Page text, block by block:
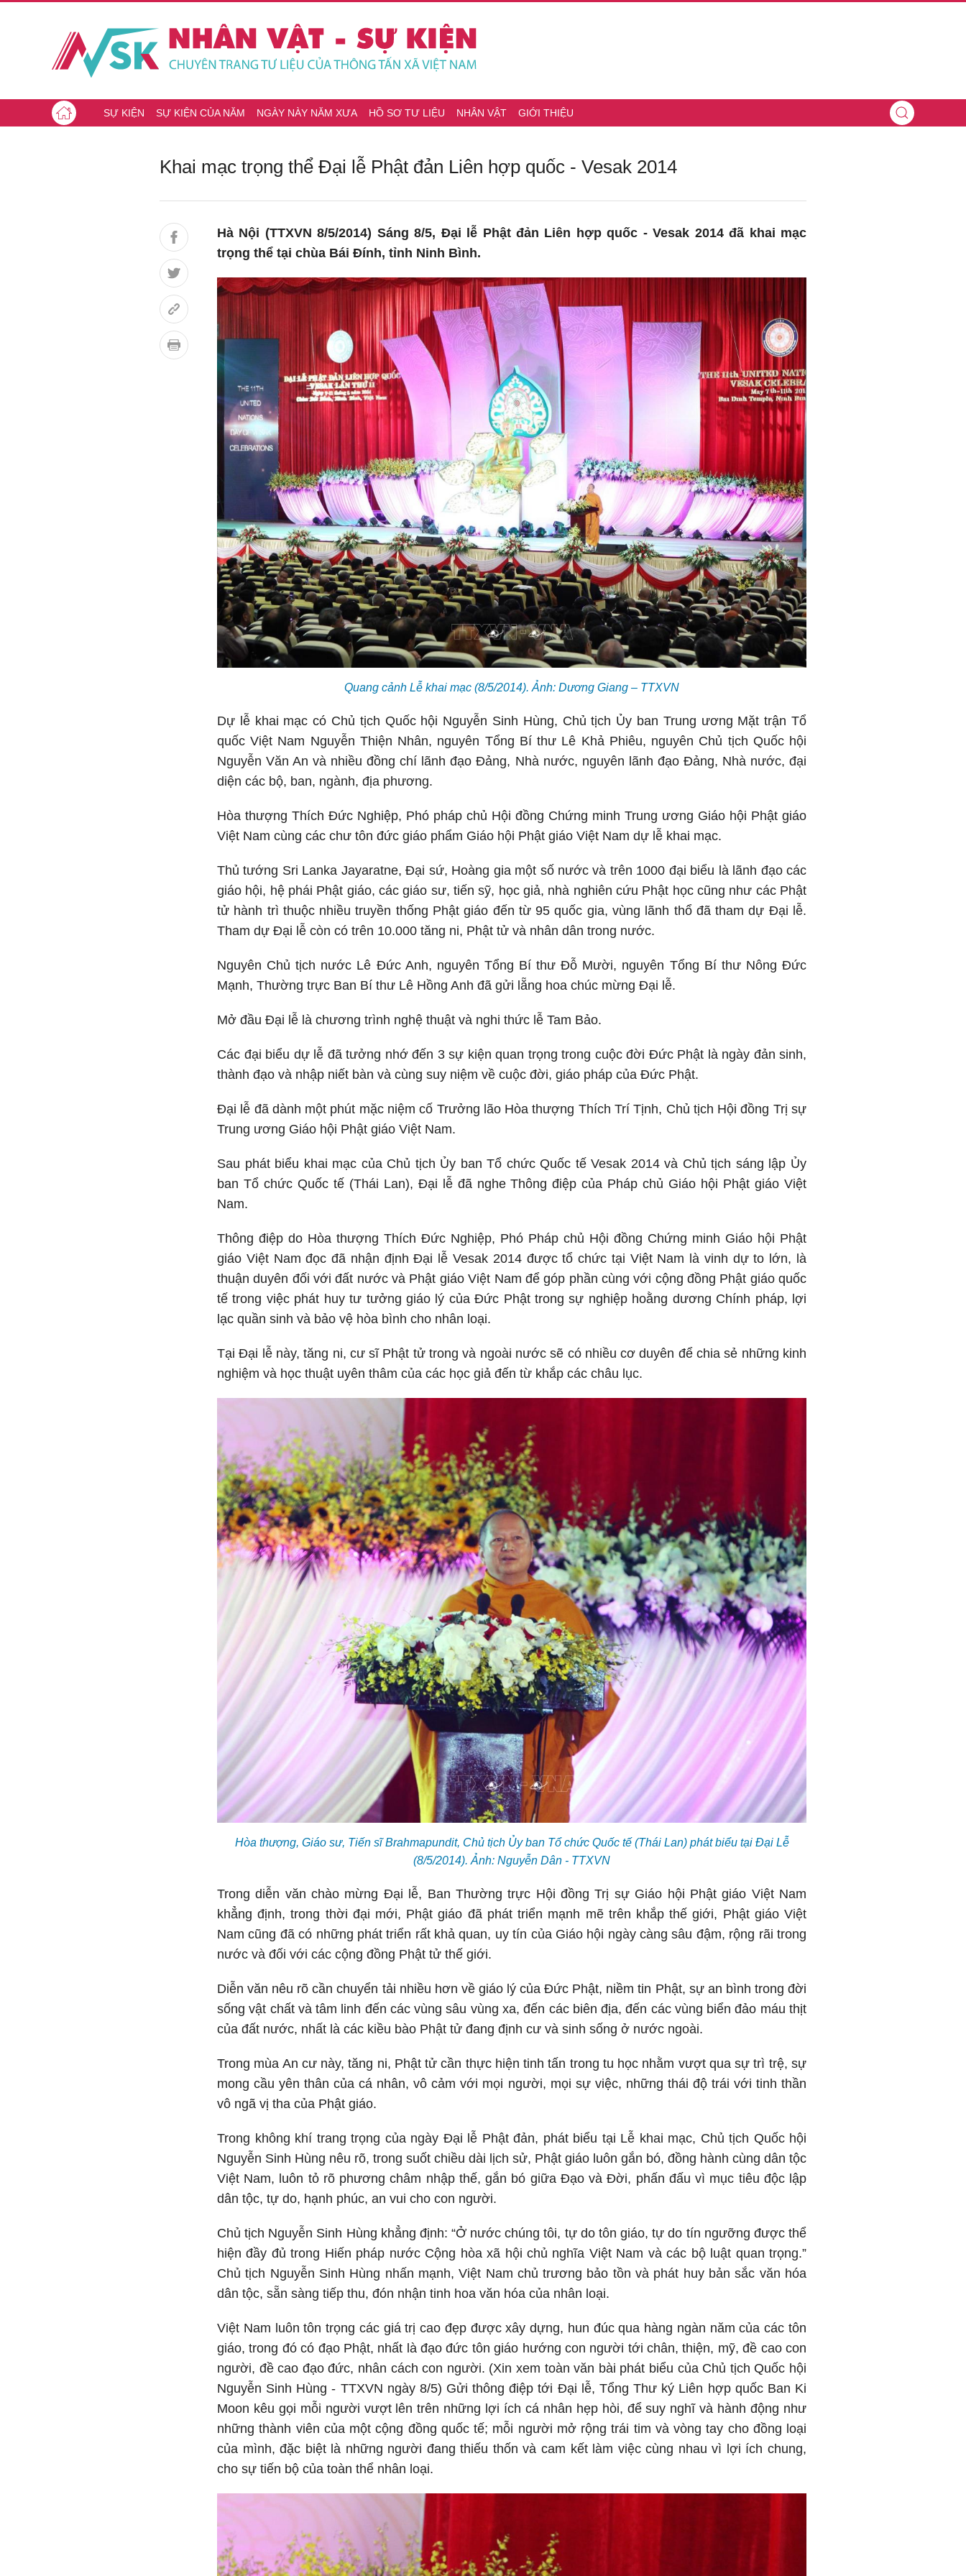
SỰ KIỆN SỰ KIỆN CỦA NĂM NGÀY NÀY NĂM XƯA HỒ SƠ TƯ LIỆU NHÂN VẬT GIỚI THIỆU
Khai mạc trọng thể Đại lễ Phật đản Liên hợp quốc - Vesak 2014
Hà Nội (TTXVN 8/5/2014) Sáng 8/5, Đại lễ Phật đản Liên hợp quốc - Vesak 2014 đã khai mạc
trọng thể tại chùa Bái Đính, tỉnh Ninh Bình.
Quang cảnh Lễ khai mạc (8/5/2014). Ảnh: Dương Giang – TTXVN
Dự lễ khai mạc có Chủ tịch Quốc hội Nguyễn Sinh Hùng, Chủ tịch Ủy ban Trung ương Mặt trận Tổ
quốc Việt Nam Nguyễn Thiện Nhân, nguyên Tổng Bí thư Lê Khả Phiêu, nguyên Chủ tịch Quốc hội
Nguyễn Văn An và nhiều đồng chí lãnh đạo Đảng, Nhà nước, nguyên lãnh đạo Đảng, Nhà nước, đại
diện các bộ, ban, ngành, địa phương.
Hòa thượng Thích Đức Nghiệp, Phó pháp chủ Hội đồng Chứng minh Trung ương Giáo hội Phật giáo
Việt Nam cùng các chư tôn đức giáo phẩm Giáo hội Phật giáo Việt Nam dự lễ khai mạc.
Thủ tướng Sri Lanka Jayaratne, Đại sứ, Hoàng gia một số nước và trên 1000 đại biểu là lãnh đạo các
giáo hội, hệ phái Phật giáo, các giáo sư, tiến sỹ, học giả, nhà nghiên cứu Phật học cũng như các Phật
tử hành trì thuộc nhiều truyền thống Phật giáo đến từ 95 quốc gia, vùng lãnh thổ đã tham dự Đại lễ.
Tham dự Đại lễ còn có trên 10.000 tăng ni, Phật tử và nhân dân trong nước.
Nguyên Chủ tịch nước Lê Đức Anh, nguyên Tổng Bí thư Đỗ Mười, nguyên Tổng Bí thư Nông Đức
Mạnh, Thường trực Ban Bí thư Lê Hồng Anh đã gửi lẵng hoa chúc mừng Đại lễ.
Mở đầu Đại lễ là chương trình nghệ thuật và nghi thức lễ Tam Bảo.
Các đại biểu dự lễ đã tưởng nhớ đến 3 sự kiện quan trọng trong cuộc đời Đức Phật là ngày đản sinh,
thành đạo và nhập niết bàn và cùng suy niệm về cuộc đời, giáo pháp của Đức Phật.
Đại lễ đã dành một phút mặc niệm cố Trưởng lão Hòa thượng Thích Trí Tịnh, Chủ tịch Hội đồng Trị sự
Trung ương Giáo hội Phật giáo Việt Nam.
Sau phát biểu khai mạc của Chủ tịch Ủy ban Tổ chức Quốc tế Vesak 2014 và Chủ tịch sáng lập Ủy
ban Tổ chức Quốc tế (Thái Lan), Đại lễ đã nghe Thông điệp của Pháp chủ Giáo hội Phật giáo Việt
Nam.
Thông điệp do Hòa thượng Thích Đức Nghiệp, Phó Pháp chủ Hội đồng Chứng minh Giáo hội Phật
giáo Việt Nam đọc đã nhận định Đại lễ Vesak 2014 được tổ chức tại Việt Nam là vinh dự to lớn, là
thuận duyên đối với đất nước và Phật giáo Việt Nam để góp phần cùng với cộng đồng Phật giáo quốc
tế trong việc phát huy tư tưởng giáo lý của Đức Phật trong sự nghiệp hoằng dương Chính pháp, lợi
lạc quần sinh và bảo vệ hòa bình cho nhân loại.
Tại Đại lễ này, tăng ni, cư sĩ Phật tử trong và ngoài nước sẽ có nhiều cơ duyên để chia sẻ những kinh
nghiệm và học thuật uyên thâm của các học giả đến từ khắp các châu lục.
Hòa thượng, Giáo sư, Tiến sĩ Brahmapundit, Chủ tịch Ủy ban Tổ chức Quốc tế (Thái Lan) phát biểu tại Đại Lễ
(8/5/2014). Ảnh: Nguyễn Dân - TTXVN
Trong diễn văn chào mừng Đại lễ, Ban Thường trực Hội đồng Trị sự Giáo hội Phật giáo Việt Nam
khẳng định, trong thời đại mới, Phật giáo đã phát triển mạnh mẽ trên khắp thế giới, Phật giáo Việt
Nam cũng đã có những phát triển rất khả quan, uy tín của Giáo hội ngày càng sâu đậm, rộng rãi trong
nước và đối với các cộng đồng Phật tử thế giới.
Diễn văn nêu rõ cần chuyển tải nhiều hơn về giáo lý của Đức Phật, niềm tin Phật, sự an bình trong đời
sống vật chất và tâm linh đến các vùng sâu vùng xa, đến các biên địa, đến các vùng biển đảo máu thịt
của đất nước, nhất là các kiều bào Phật tử đang định cư và sinh sống ở nước ngoài.
Trong mùa An cư này, tăng ni, Phật tử cần thực hiện tinh tấn trong tu học nhằm vượt qua sự trì trệ, sự
mong cầu yên thân của cá nhân, vô cảm với mọi người, mọi sự việc, những thái độ trái với tinh thần
vô ngã vị tha của Phật giáo.
Trong không khí trang trọng của ngày Đại lễ Phật đản, phát biểu tại Lễ khai mạc, Chủ tịch Quốc hội
Nguyễn Sinh Hùng nêu rõ, trong suốt chiều dài lịch sử, Phật giáo luôn gắn bó, đồng hành cùng dân tộc
Việt Nam, luôn tỏ rõ phương châm nhập thế, gắn bó giữa Đạo và Đời, phấn đấu vì mục tiêu độc lập
dân tộc, tự do, hạnh phúc, an vui cho con người.
Chủ tịch Nguyễn Sinh Hùng khẳng định: “Ở nước chúng tôi, tự do tôn giáo, tự do tín ngưỡng được thể
hiện đầy đủ trong Hiến pháp nước Cộng hòa xã hội chủ nghĩa Việt Nam và các bộ luật quan trọng.”
Chủ tịch Nguyễn Sinh Hùng nhấn mạnh, Việt Nam chủ trương bảo tồn và phát huy bản sắc văn hóa
dân tộc, sẵn sàng tiếp thu, đón nhận tinh hoa văn hóa của nhân loại.
Việt Nam luôn tôn trọng các giá trị cao đẹp được xây dựng, hun đúc qua hàng ngàn năm của các tôn
giáo, trong đó có đạo Phật, nhất là đạo đức tôn giáo hướng con người tới chân, thiện, mỹ, đề cao con
người, đề cao đạo đức, nhân cách con người. (Xin xem toàn văn bài phát biểu của Chủ tịch Quốc hội
Nguyễn Sinh Hùng - TTXVN ngày 8/5) Gửi thông điệp tới Đại lễ, Tổng Thư ký Liên hợp quốc Ban Ki
Moon kêu gọi mỗi người vượt lên trên những lợi ích cá nhân hẹp hòi, để suy nghĩ và hành động như
những thành viên của một cộng đồng quốc tế; mỗi người mở rộng trái tim và vòng tay cho đồng loại
của mình, đặc biệt là những người đang thiếu thốn và cam kết làm việc cùng nhau vì lợi ích chung,
cho sự tiến bộ của toàn thể nhân loại.